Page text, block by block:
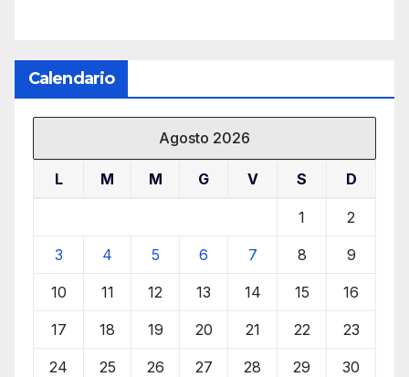
Calendario
Agosto 2026
L M M G V S D
1 2
3 4 5 6 7 8 9
10 11 12 13 14 15 16
17 18 19 20 21 22 23
24 25 26 27 28 29 30